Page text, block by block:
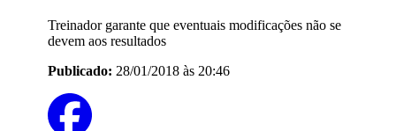
Treinador garante que eventuais modificações não se
devem aos resultados
Publicado: 28/01/2018 às 20:46